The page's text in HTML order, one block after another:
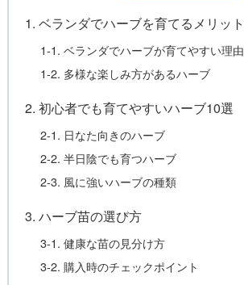
1. ベランダでハーブを育てるメリット
1-1. ベランダでハーブが育てやすい理由
1-2. 多様な楽しみ方があるハーブ
2. 初心者でも育てやすいハーブ10選
2-1. 日なた向きのハーブ
2-2. 半日陰でも育つハーブ
2-3. 風に強いハーブの種類
3. ハーブ苗の選び方
3-1. 健康な苗の見分け方
3-2. 購入時のチェックポイント